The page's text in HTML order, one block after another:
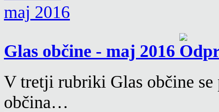
Glas občine - maj 2016
V tretji rubriki Glas občine
občina…